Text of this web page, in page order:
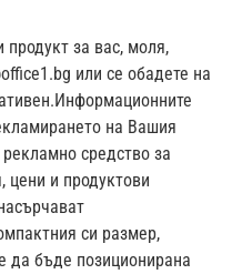
за вас, моля,
или се обадете на
на Вашия
средство за
и продуктови
си размер,
да бъде позициониранa